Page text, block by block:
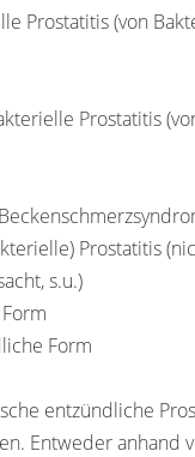
Prostatitis (von
Prostatitis
Prostatitis
s.u.)
Form
entzündliche
Entweder anhand